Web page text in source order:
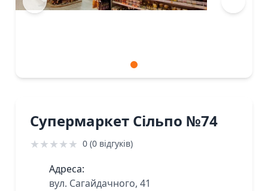
Супермаркет Сiльпо №74
★★★★★ 0 (0 відгуків)
Адреса:
вул. Сагайдачного, 41